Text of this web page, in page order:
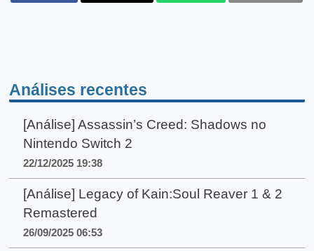
Análises recentes
[Análise] Assassin’s Creed: Shadows no
Nintendo Switch 2
22/12/2025 19:38
[Análise] Legacy of Kain:Soul Reaver 1 & 2
Remastered
26/09/2025 06:53